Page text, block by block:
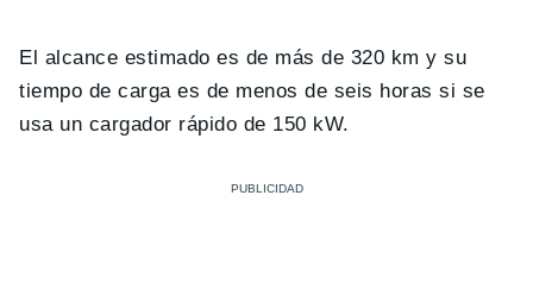
El alcance estimado es de más de 320 km y su
tiempo de carga es de menos de seis horas si se
usa un cargador rápido de 150 kW.